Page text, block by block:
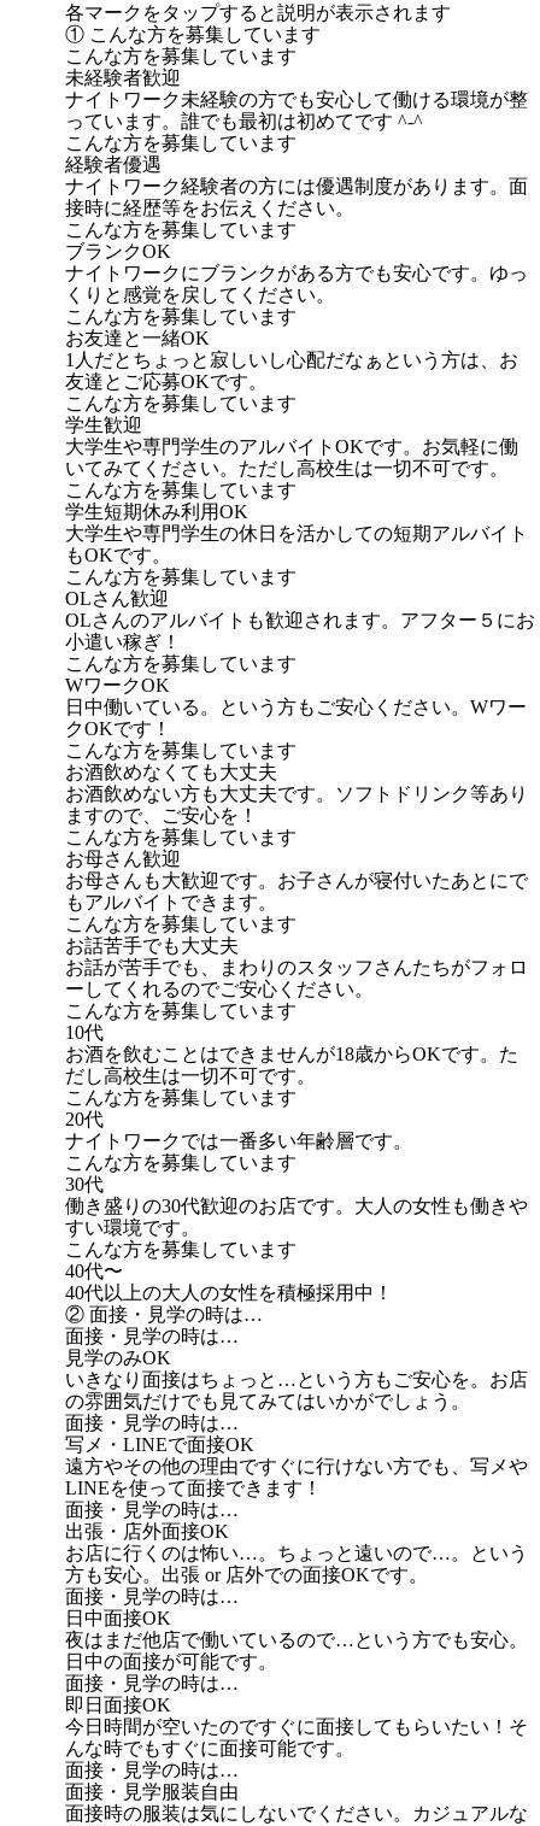
各マークをタップすると説明が表示されます
① こんな方を募集しています
こんな方を募集しています
未経験者歓迎
ナイトワーク未経験の方でも安心して働ける環境が整
っています。誰でも最初は初めてです ^-^
こんな方を募集しています
経験者優遇
ナイトワーク経験者の方には優遇制度があります。面
接時に経歴等をお伝えください。
こんな方を募集しています
ブランクOK
ナイトワークにブランクがある方でも安心です。ゆっ
くりと感覚を戻してください。
こんな方を募集しています
お友達と一緒OK
1人だとちょっと寂しいし心配だなぁという方は、お
友達とご応募OKです。
こんな方を募集しています
学生歓迎
大学生や専門学生のアルバイトOKです。お気軽に働
いてみてください。ただし高校生は一切不可です。
こんな方を募集しています
学生短期休み利用OK
大学生や専門学生の休日を活かしての短期アルバイト
もOKです。
こんな方を募集しています
OLさん歓迎
OLさんのアルバイトも歓迎されます。アフター５にお
小遣い稼ぎ！
こんな方を募集しています
WワークOK
日中働いている。という方もご安心ください。Wワー
クOKです！
こんな方を募集しています
お酒飲めなくても大丈夫
お酒飲めない方も大丈夫です。ソフトドリンク等あり
ますので、ご安心を！
こんな方を募集しています
お母さん歓迎
お母さんも大歓迎です。お子さんが寝付いたあとにで
もアルバイトできます。
こんな方を募集しています
お話苦手でも大丈夫
お話が苦手でも、まわりのスタッフさんたちがフォロ
ーしてくれるのでご安心ください。
こんな方を募集しています
10代
お酒を飲むことはできませんが18歳からOKです。た
だし高校生は一切不可です。
こんな方を募集しています
20代
ナイトワークでは一番多い年齢層です。
こんな方を募集しています
30代
働き盛りの30代歓迎のお店です。大人の女性も働きや
すい環境です。
こんな方を募集しています
40代〜
40代以上の大人の女性を積極採用中！
② 面接・見学の時は…
面接・見学の時は…
見学のみOK
いきなり面接はちょっと…という方もご安心を。お店
の雰囲気だけでも見てみてはいかがでしょう。
面接・見学の時は…
写メ・LINEで面接OK
遠方やその他の理由ですぐに行けない方でも、写メや
LINEを使って面接できます！
面接・見学の時は…
出張・店外面接OK
お店に行くのは怖い…。ちょっと遠いので…。という
方も安心。出張 or 店外での面接OKです。
面接・見学の時は…
日中面接OK
夜はまだ他店で働いているので…という方でも安心。
日中の面接が可能です。
面接・見学の時は…
即日面接OK
今日時間が空いたのですぐに面接してもらいたい！そ
んな時でもすぐに面接可能です。
面接・見学の時は…
面接・見学服装自由
面接時の服装は気にしないでください。カジュアルな